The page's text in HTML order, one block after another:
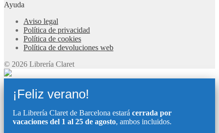
Ayuda
Aviso legal
Política de privacidad
Política de cookies
Política de devoluciones web
© 2026 Librería Claret
¡Feliz verano!
La Librería Claret de Barcelona estará cerrada por
vacaciones del 1 al 25 de agosto, ambos incluidos.